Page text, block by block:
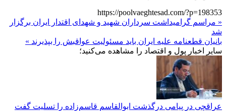
https://poolvaeghtesad.com/?p=198353
« مراسم گرامیداشت سرداران شهید و شهدای اقتدار ایران برگزار
شد
بانیان قطعنامه علیه ایران باید مسئولیت عواقبش را بپذیرند »
سایر اخبار پول و اقتصاد را مشاهده می‌کنید؛
عراقچی در پیامی درگذشت ابوالقاسم قاسم‌زاده را تسلیت گفت